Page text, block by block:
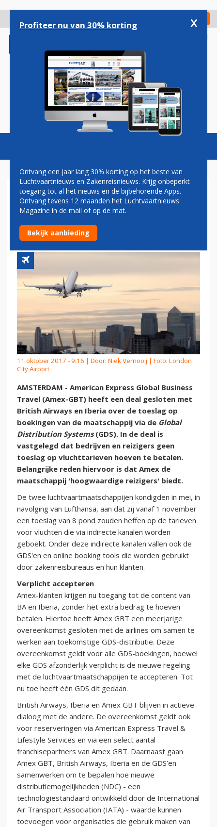
gaan
Check in
Magazine Podcasts Vacatures
AMERICAN EXPRESS GBT
SLUIT NDC-DEAL MET
BRITISH AIRWAYS EN IBERIA
11 oktober 2017 - 9:16 | Door: Niek Vernooij | Foto: London
City Airport
AMSTERDAM - American Express Global Business
Travel (Amex-GBT) heeft een deal gesloten met
British Airways en Iberia over de toeslag op
boekingen van de maatschappij via de Global
Distribution Systems(GDS). In de deal is
vastgelegd dat bedrijven en reizigers geen
toeslag op vluchttarieven hoeven te betalen.
Belangrijke reden hiervoor is dat Amex de
maatschappij 'hoogwaardige reizigers' biedt.
De twee luchtvaartmaatschappijen kondigden in mei, in
navolging van Lufthansa, aan dat zij vanaf 1 november
een toeslag van 8 pond zouden heffen op de tarieven
voor vluchten die via indirecte kanalen worden
geboekt. Onder deze indirecte kanalen vallen ook de
GDS'en en online booking tools die worden gebruikt
door zakenreisbureaus en hun klanten.
Verplicht accepteren
Amex-klanten krijgen nu toegang tot de content van
BA en Iberia, zonder het extra bedrag te hoeven
betalen. Hiertoe heeft Amex GBT een meerjarige
overeenkomst gesloten met de airlines om samen te
werken aan toekomstige GDS-distributie. Deze
overeenkomst geldt voor alle GDS-boekingen, hoewel
elke GDS afzonderlijk verplicht is de nieuwe regeling
met de luchtvaartmaatschappijen te accepteren. Tot
nu toe heeft één GDS dit gedaan.
British Airways, Iberia en Amex GBT blijven in actieve
dialoog met de andere. De overeenkomst geldt ook
voor reserveringen via American Express Travel &
Lifestyle Services en via een select aantal
franchisepartners van Amex GBT. Daarnaast gaan
Amex GBT, British Airways, Iberia en de GDS’en
samenwerken om te bepalen hoe nieuwe
distributiemogelijkheden (NDC) - een
technologiestandaard ontwikkeld door de International
Air Transport Association (IATA) - waarde kunnen
toevoegen voor organisaties die gebruik maken van
Profiteer nu van 30% korting x
Ontvang een jaar lang 30% korting op het beste van
Luchtvaartnieuws en Zakenreisnieuws. Krijg onbeperkt
toegang tot al het nieuws en de bijbehorende Apps.
Ontvang tevens 12 maanden het Luchtvaartnieuws
Magazine in de mail of op de mat.
Bekijk aanbieding